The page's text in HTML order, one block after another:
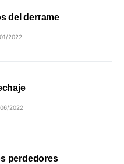
del derrame
2022
2022
perdedores